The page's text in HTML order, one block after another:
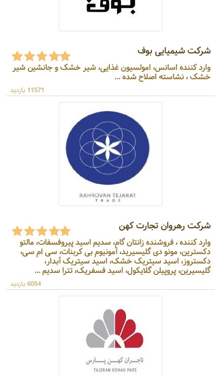
شرکت شیمیایی بوف
وارد کننده اسانس، امولسیون غذایی، شیر خشک و جانشین شیر
خشک ، نشاسته اصلاح شده ...
11571 بازدید
شرکت رهروان تجارت کهن
وارد کننده ، فروشنده زانتان گام، سدیم اسید پیروفسفات، مالتو
دکسترین، مونو دی گلیسیرید، آمونیوم بی کربنات، سی ام سی،
دکستروز، اسید سیتریک خشک، اسید سیتریک آبدار،
گلیسیرین، پروپیلن گلایکول، اسید فسفریک، تترا سدیم ...
6054 بازدید